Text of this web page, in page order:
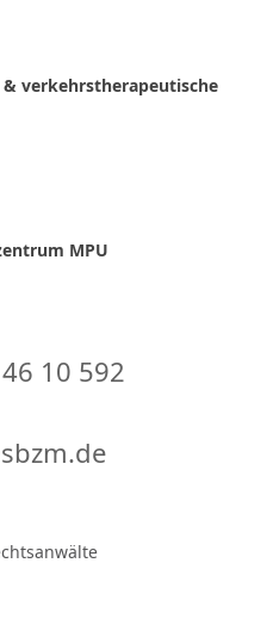
verkehrstherapeutische
MPU
10 592